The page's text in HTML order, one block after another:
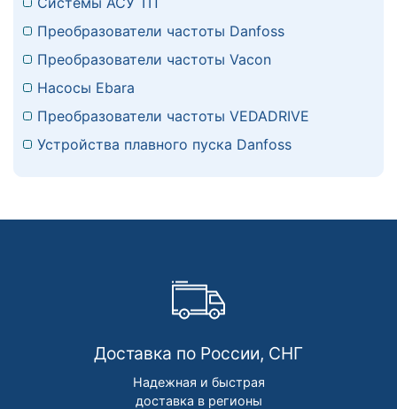
Преобразователи частоты Danfoss
Преобразователи частоты Vacon
Насосы Ebara
Преобразователи частоты VEDADRIVE
Устройства плавного пуска Danfoss
Доставка по России, СНГ
Надежная и быстрая
доставка в регионы